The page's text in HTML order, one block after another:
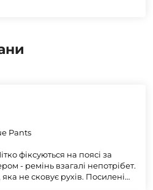
Pants
фіксуються на поясі за
- ремінь взагалі непотрібет.
не сковує рухів. Посилені